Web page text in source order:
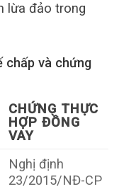
lừa đảo trong
chấp và chứng
CHỨNG THỰC
HỢP ĐỒNG
VAY
Nghị định
23/2015/NĐ-CP